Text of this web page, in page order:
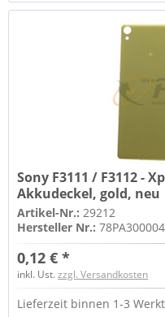
Sony F3111 / F3112 -
Akkudeckel, gold, neu
Artikel-Nr.:29212
Hersteller Nr.:
0,12 € *
inkl. Ust.zzgl. Versandkosten
Lieferzeit binnen 1-3